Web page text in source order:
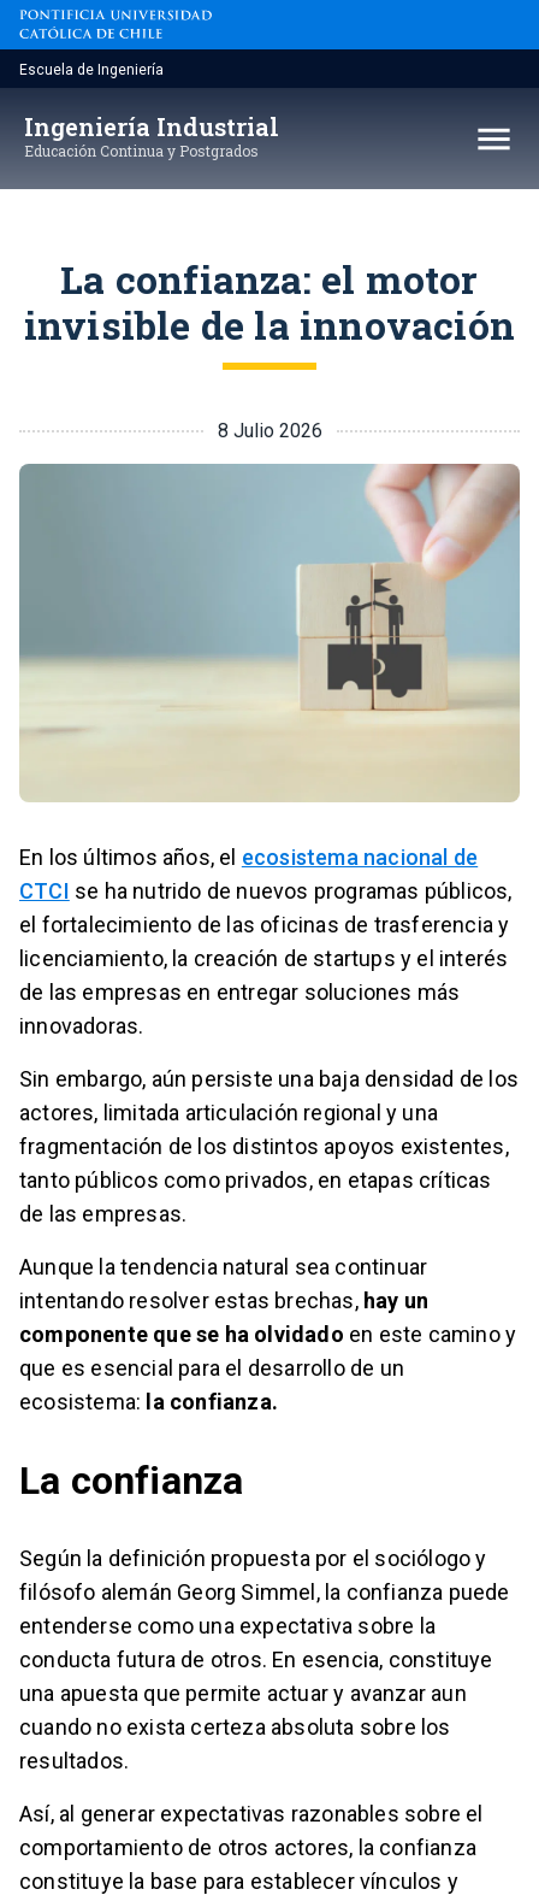
Saltar
contenido
Escuela de Ingeniería
Ingeniería Industrial
Educación Continua y Postgrados menu
La confianza: el motor
invisible de la innovación
8 Julio 2026
En los últimos años, el ecosistema nacional de
CTCI se ha nutrido de nuevos programas públicos,
el fortalecimiento de las oficinas de trasferencia y
licenciamiento, la creación de startups y el interés
de las empresas en entregar soluciones más
innovadoras.
Sin embargo, aún persiste una baja densidad de los
actores, limitada articulación regional y una
fragmentación de los distintos apoyos existentes,
tanto públicos como privados, en etapas críticas
de las empresas.
Aunque la tendencia natural sea continuar
intentando resolver estas brechas, hay un
componente que se ha olvidado en este camino y
que es esencial para el desarrollo de un
ecosistema: la confianza.
La confianza
Según la definición propuesta por el sociólogo y
filósofo alemán Georg Simmel, la confianza puede
entenderse como una expectativa sobre la
conducta futura de otros. En esencia, constituye
una apuesta que permite actuar y avanzar aun
cuando no exista certeza absoluta sobre los
resultados.
Así, al generar expectativas razonables sobre el
comportamiento de otros actores, la confianza
constituye la base para establecer vínculos y